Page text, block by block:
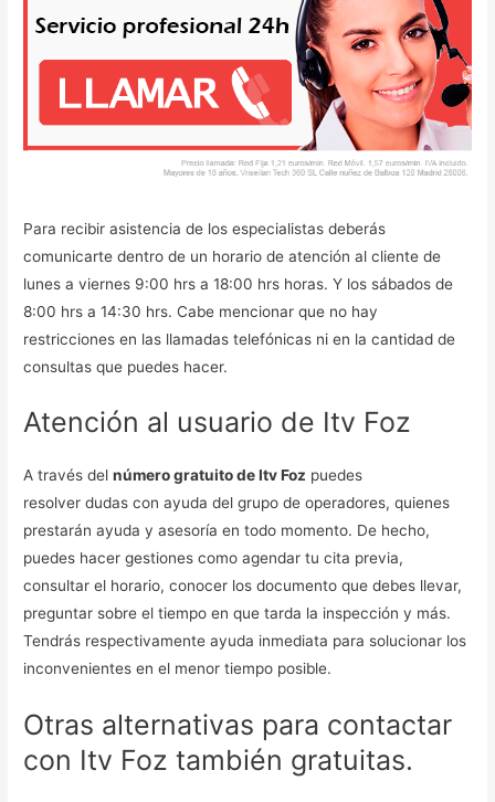
Para recibir asistencia de los especialistas deberás
comunicarte dentro de un horario de atención al cliente de
lunes a viernes 9:00 hrs a 18:00 hrs horas. Y los sábados de
8:00 hrs a 14:30 hrs. Cabe mencionar que no hay
restricciones en las llamadas telefónicas ni en la cantidad de
consultas que puedes hacer.
Atención al usuario de Itv Foz
A través delnúmero gratuito de Itv Foz puedes
resolver dudas con ayuda del grupo de operadores, quienes
prestarán ayuda y asesoría en todo momento. De hecho,
puedes hacer gestiones como agendar tu cita previa,
consultar el horario, conocer los documento que debes llevar,
preguntar sobre el tiempo en que tarda la inspección y más.
Tendrás respectivamente ayuda inmediata para solucionar los
inconvenientes en el menor tiempo posible.
Otras alternativas para contactar
con Itv Foz también gratuitas.